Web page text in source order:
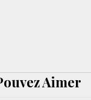
Aimer